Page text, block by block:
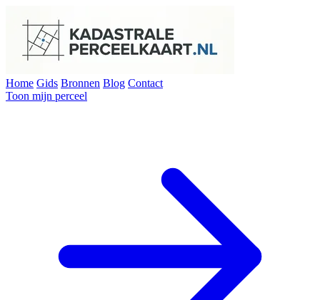
Home Gids Bronnen Blog Contact
Toon mijn perceel